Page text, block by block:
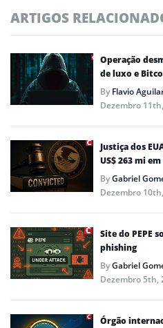
ARTIGOS
Operação
de luxo e
ByFlavio
Dezembro
Justiça dos
US$ 263 mi em
ByGabriel
Dezembro
Site do PEPE
phishing
ByGabriel
Dezembro 5th,
Órgão